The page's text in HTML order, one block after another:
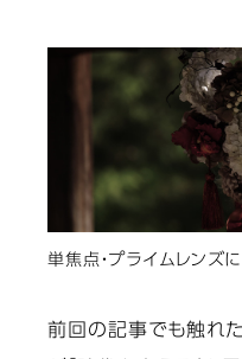
単焦点・プライムレンズ
前回の記事でも触れ